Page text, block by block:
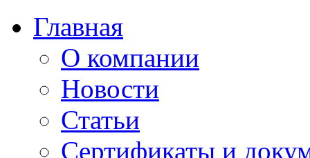
Главная
О компании
Новости
Статьи
Сертификаты и